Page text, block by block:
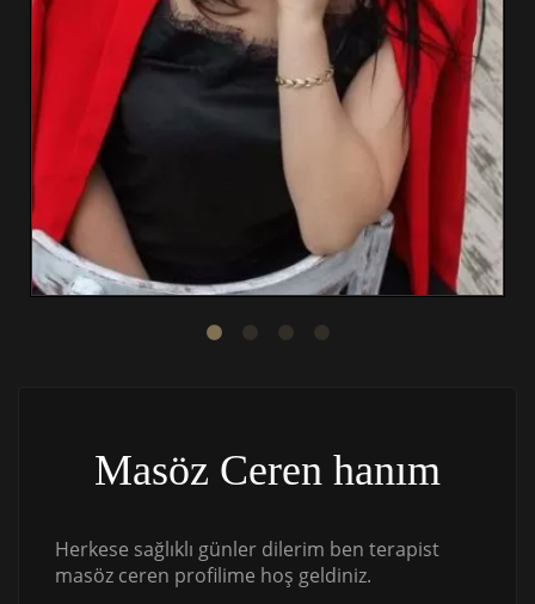
Masöz Ceren hanım
Herkese sağlıklı günler dilerim ben terapist
masöz ceren profilime hoş geldiniz.